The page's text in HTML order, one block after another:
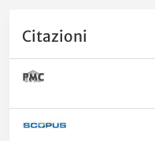
Citazioni